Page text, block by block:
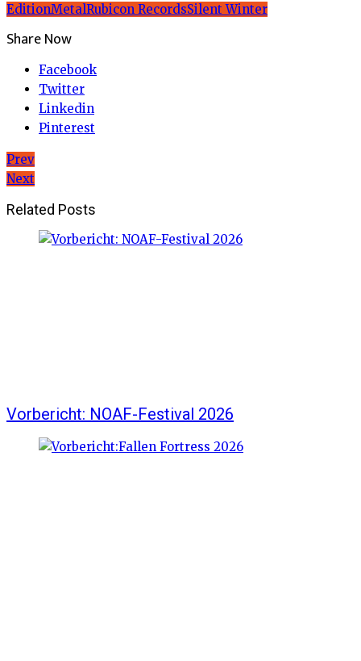
EditionMetalRubicon RecordsSilent Winter
Share Now
Facebook
Twitter
Linkedin
Pinterest
Beitragsnavigation
Prev
Next
Related Posts
Vorbericht: NOAF-Festival 2026